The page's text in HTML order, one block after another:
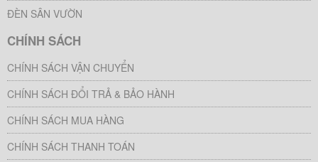
ĐÈN SÂN VƯỜN
CHÍNH SÁCH
CHÍNH SÁCH VẬN CHUYỂN
CHÍNH SÁCH ĐỔI TRẢ & BẢO HÀNH
CHÍNH SÁCH MUA HÀNG
CHÍNH SÁCH THANH TOÁN